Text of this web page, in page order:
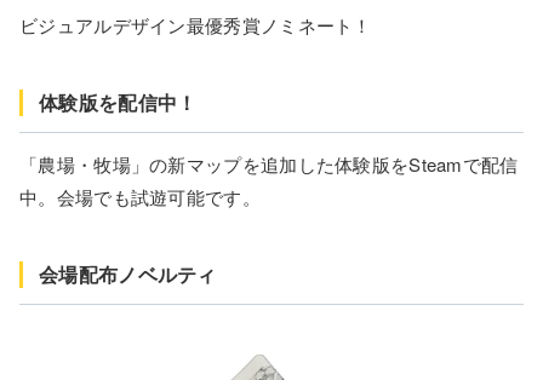
ビジュアルデザイン最優秀賞ノミネート！
体験版を配信中！
「農場・牧場」の新マップを追加した体験版をSteamで配信
中。会場でも試遊可能です。
会場配布ノベルティ